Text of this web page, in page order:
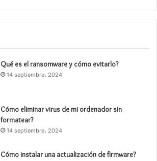
Qué es el ransomware y cómo evitarlo?
14 septiembre، 2024
Cómo eliminar virus de mi ordenador sin
formatear?
14 septiembre، 2024
Cómo instalar una actualización de firmware?